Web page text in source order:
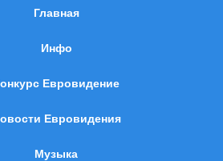
Главная
Инфо
Евровидение
Евровидения
Музыка